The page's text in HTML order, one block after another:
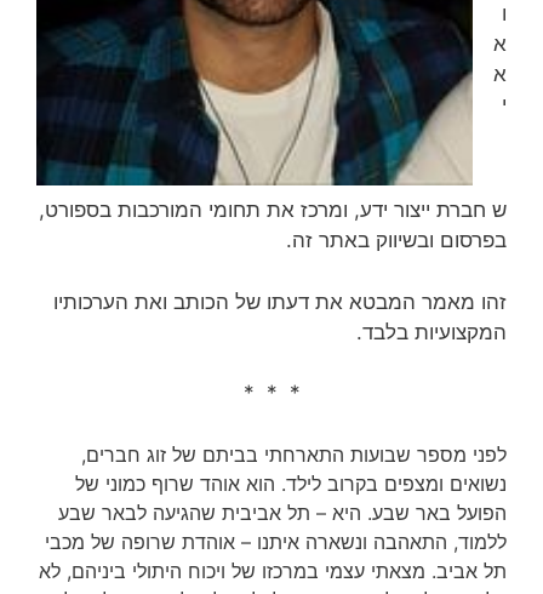
ו
א
א
י
ש חברת ייצור ידע, ומרכז את תחומי המורכבות בספורט,
בפרסום ובשיווק באתר זה.
זהו מאמר המבטא את דעתו של הכותב ואת הערכותיו
המקצועיות בלבד.
* * *
לפני מספר שבועות התארחתי בביתם של זוג חברים,
נשואים ומצפים בקרוב לילד. הוא אוהד שרוף כמוני של
הפועל באר שבע. היא – תל אביבית שהגיעה לבאר שבע
ללמוד, התאהבה ונשארה איתנו – אוהדת שרופה של מכבי
תל אביב. מצאתי עצמי במרכזו של ויכוח היתולי ביניהם, לא